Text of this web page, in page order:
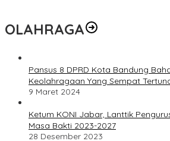
OLAHRAGA
Pansus 8 DPRD Kota Bandung
Keolahragaan Yang Sempat
9 Maret 2024
Ketum KONI Jabar, Lanttik
Masa Bakti 2023-2027
28 Desember 2023